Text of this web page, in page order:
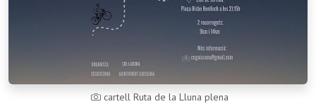
cartell Ruta de la Lluna plena